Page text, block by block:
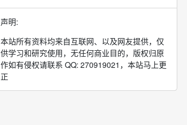
声明:
本站所有资料均来自互联网、以及网友提供，仅
供学习和研究使用，无任何商业目的，版权归原
作如有侵权请联系 QQ: 270919021，本站马上更
正